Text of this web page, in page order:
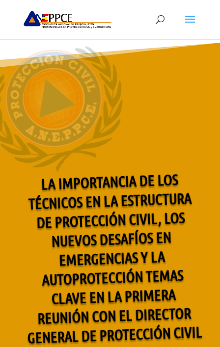
LA IMPORTANCIA DE LOS
TÉCNICOS EN LA ESTRUCTURA
DE PROTECCIÓN CIVIL, LOS
NUEVOS DESAFÍOS EN
EMERGENCIAS Y LA
AUTOPROTECCIÓN TEMAS
CLAVE EN LA PRIMERA
REUNIÓN CON EL DIRECTOR
GENERAL DE PROTECCIÓN CIVIL